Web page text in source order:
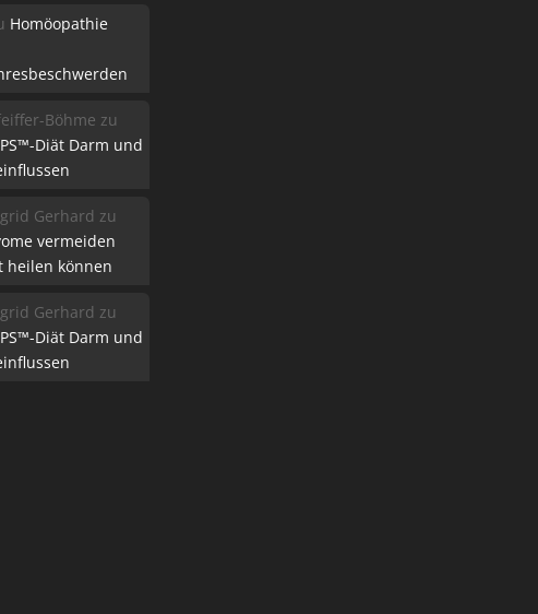
Homöopathie
Böhme zu
Diät Darm und
Gerhard zu
vermeiden
heilen können
Gerhard zu
Diät Darm und